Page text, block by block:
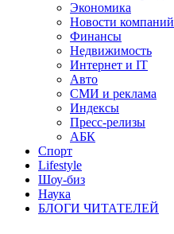
Экономика
Новости компаний
Финансы
Недвижимость
Интернет и IT
Авто
СМИ и реклама
Индексы
Пресс-релизы
АБК
Спорт
Lifestyle
Шоу-биз
Наука
БЛОГИ ЧИТАТЕЛЕЙ